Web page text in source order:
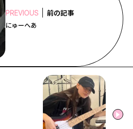
PREVIOUS 前の記事
にゅーへあ